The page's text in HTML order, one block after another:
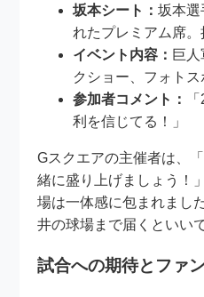
坂本シート：坂本選
れたプレミアム席。
イベント内容： 巨
クショー、フォトス
参加者コメント：
利を信じてる！」
Gスクエアの主催者は、
緒に盛り上げましょう！
場は一体感に包まれまし
井の球場まで届くといい
試合への期待とファ